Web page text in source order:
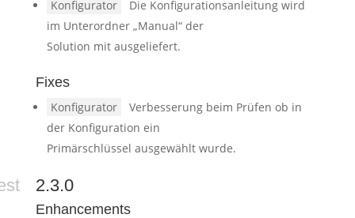
Konfigurator
Die Konfigurationsanleitung wird
im Unterordner „Manual“ der
Solution mit ausgeliefert.
Fixes
Konfigurator
Verbesserung beim Prüfen ob in
der Konfiguration ein
Primärschlüssel ausgewählt wurde.
2.3.0
Enhancements